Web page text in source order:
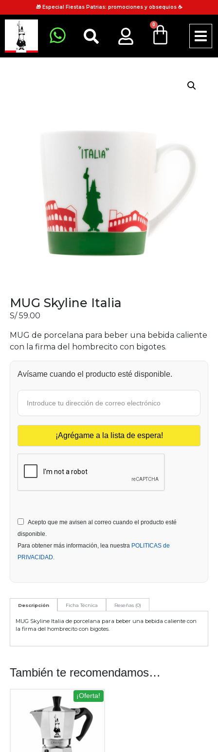
🎁 Especial Fiestas Patrias: promociones y obsequios ☕
0
MUG Skyline Italia
S/59.00
MUG de porcelana para beber una bebida caliente
con la firma del hombrecito con bigotes.
Avísame cuando el producto esté disponible.
Acepto que me avisen al correo cuando el producto esté
disponible.
Para obtener más información, lea nuestra POLITICAS de
PRIVACIDAD.
Descripción Ficha Técnica Reseñas (0)
MUG Skyline Italia de porcelana para beber una bebida caliente con
la firma del hombrecito con bigotes.
También te recomendamos…
¡Oferta!